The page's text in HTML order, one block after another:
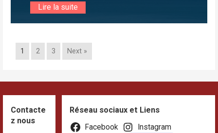
Lire la suite
1 2 3 Next »
Contacte
z nous
Réseau sociaux et Liens
Facebook
Instagram